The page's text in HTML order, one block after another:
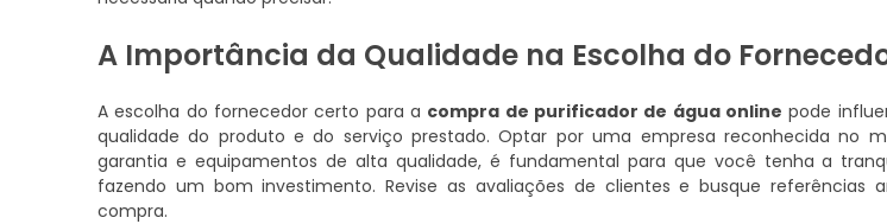
A Importância da Qualidade na Escolha do
A escolha do fornecedor certo para a compra de purificador de água online pode
qualidade do produto e do serviço prestado. Optar por uma empresa reconhecida no
garantia e equipamentos de alta qualidade, é fundamental para que você tenha a
fazendo um bom investimento. Revise as avaliações de clientes e busque referências
compra.